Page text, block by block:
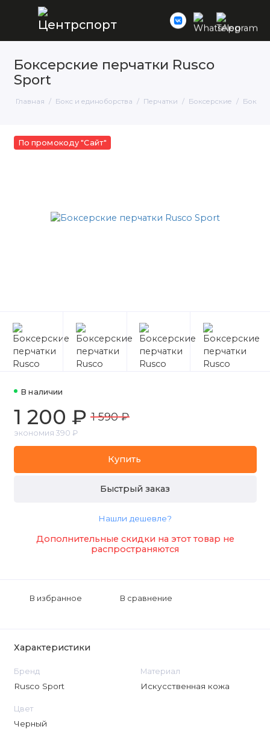
Боксерские перчатки Rusco
Sport
Главная Бокс и единоборства Перчатки Боксерские
По промокоду "Сайт"
В наличии
1 200 ₽ 1 590 ₽
экономия 390 ₽
Купить
Быстрый заказ
Нашли дешевле?
Дополнительные скидки на этот товар не
распространяются
В избранное В сравнение
Характеристики
Бренд
Rusco Sport
Материал
Искусственная кожа
Цвет
Черный